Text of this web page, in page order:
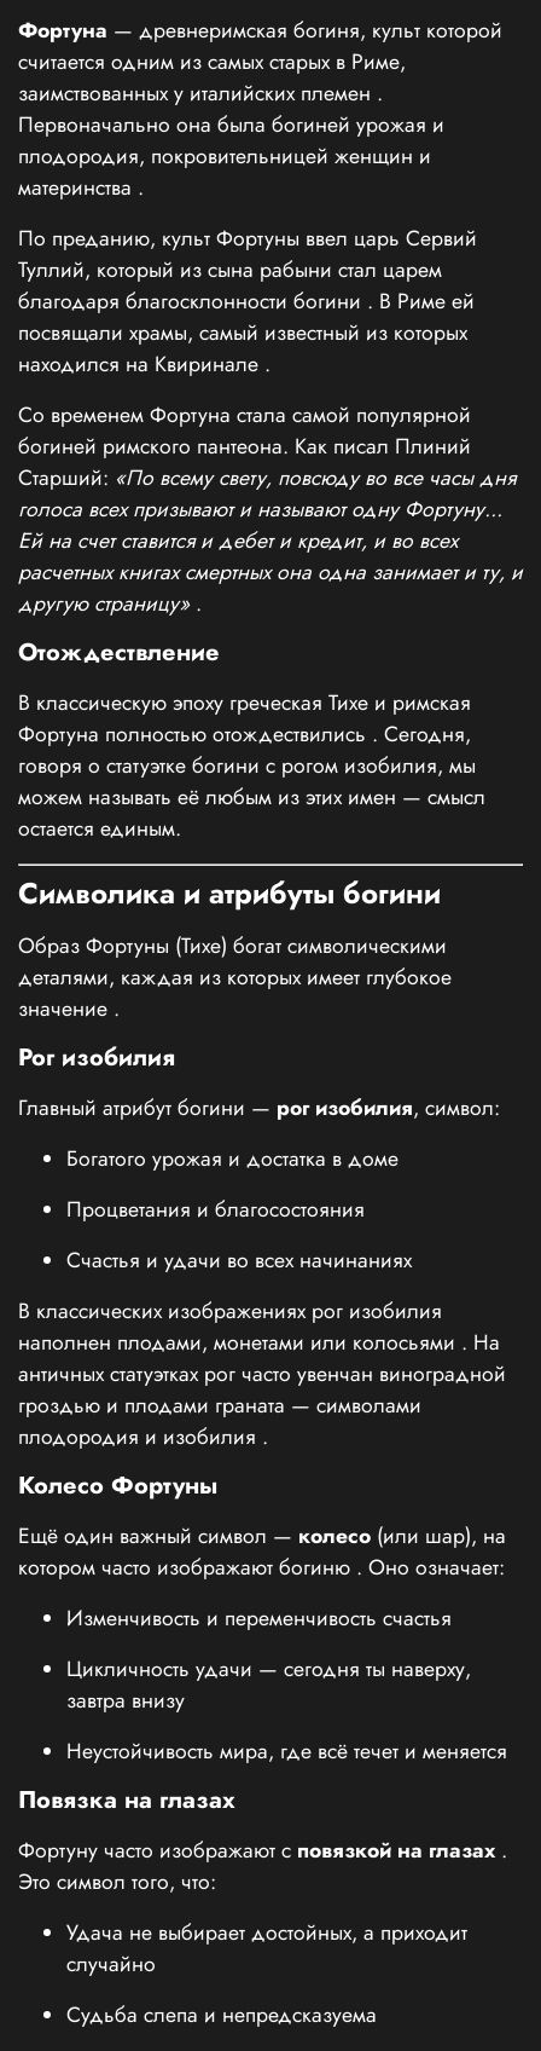
Фортуна — древнеримская богиня, культ которой
считается одним из самых старых в Риме,
заимствованных у италийских племен .
Первоначально она была богиней урожая и
плодородия, покровительницей женщин и
материнства .
По преданию, культ Фортуны ввел царь Сервий
Туллий, который из сына рабыни стал царем
благодаря благосклонности богини . В Риме ей
посвящали храмы, самый известный из которых
находился на Квиринале .
Со временем Фортуна стала самой популярной
богиней римского пантеона. Как писал Плиний
Старший: «По всему свету, повсюду во все часы дня
голоса всех призывают и называют одну Фортуну...
Ей на счет ставится и дебет и кредит, и во всех
расчетных книгах смертных она одна занимает и ту, и
другую страницу» .
Отождествление
В классическую эпоху греческая Тихе и римская
Фортуна полностью отождествились . Сегодня,
говоря о статуэтке богини с рогом изобилия, мы
можем называть её любым из этих имен — смысл
остается единым.
Символика и атрибуты богини
Образ Фортуны (Тихе) богат символическими
деталями, каждая из которых имеет глубокое
значение .
Рог изобилия
Главный атрибут богини — рог изобилия, символ:
Богатого урожая и достатка в доме
Процветания и благосостояния
Счастья и удачи во всех начинаниях
В классических изображениях рог изобилия
наполнен плодами, монетами или колосьями . На
античных статуэтках рог часто увенчан виноградной
гроздью и плодами граната — символами
плодородия и изобилия .
Колесо Фортуны
Ещё один важный символ — колесо (или шар), на
котором часто изображают богиню . Оно означает:
Изменчивость и переменчивость счастья
Цикличность удачи — сегодня ты наверху,
завтра внизу
Неустойчивость мира, где всё течет и меняется
Повязка на глазах
Фортуну часто изображают с повязкой на глазах .
Это символ того, что:
Удача не выбирает достойных, а приходит
случайно
Судьба слепа и непредсказуема